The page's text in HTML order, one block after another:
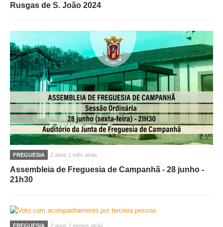
Rusgas de S. João 2024
FREGUESIA 2 anos 1 mês atrás
Assembleia de Freguesia de Campanhã - 28 junho -
21h30
FREGUESIA 2 anos 2 meses atrás